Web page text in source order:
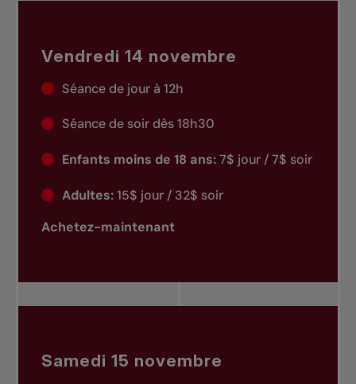
Vendredi 14 novembre
Séance de jour à 12h
Séance de soir dès 18h30
Enfants moins de 18 ans:7$ jour / 7$ soir
Adultes:15$ jour / 32$ soir
Achetez-maintenant
Samedi 15 novembre